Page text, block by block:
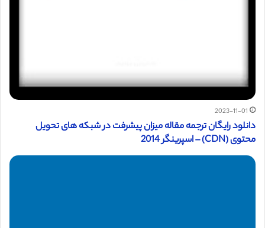
2023-11-01
دانلود رایگان ترجمه مقاله میزان پیشرفت در شبکه های تحویل
محتوی (CDN) – اسپرینگر 2014